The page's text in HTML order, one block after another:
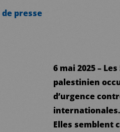
presse
6 mai 2025 –
palestinien
d’urgence
Elles semblent